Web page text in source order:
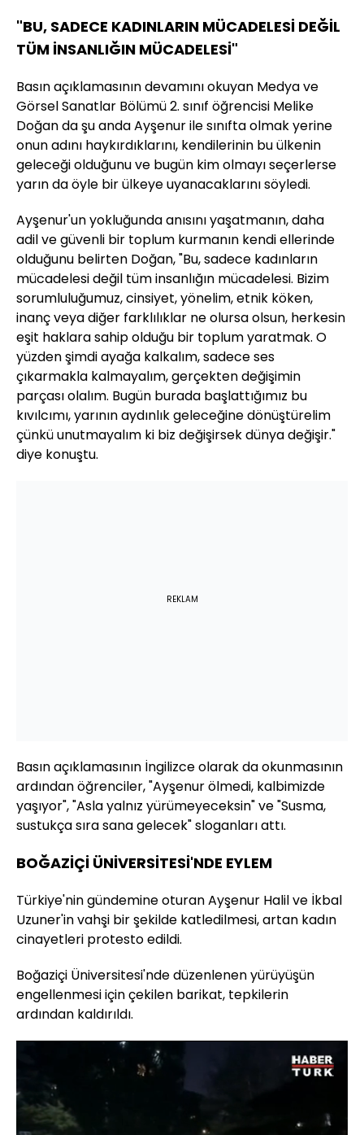
"BU, SADECE KADINLARIN MÜCADELESİ DEĞİL
TÜM İNSANLIĞIN MÜCADELESİ"
Basın açıklamasının devamını okuyan Medya ve
Görsel Sanatlar Bölümü 2. sınıf öğrencisi Melike
Doğan da şu anda Ayşenur ile sınıfta olmak yerine
onun adını haykırdıklarını, kendilerinin bu ülkenin
geleceği olduğunu ve bugün kim olmayı seçerlerse
yarın da öyle bir ülkeye uyanacaklarını söyledi.
Ayşenur'un yokluğunda anısını yaşatmanın, daha
adil ve güvenli bir toplum kurmanın kendi ellerinde
olduğunu belirten Doğan, "Bu, sadece kadınların
mücadelesi değil tüm insanlığın mücadelesi. Bizim
sorumluluğumuz, cinsiyet, yönelim, etnik köken,
inanç veya diğer farklılıklar ne olursa olsun, herkesin
eşit haklara sahip olduğu bir toplum yaratmak. O
yüzden şimdi ayağa kalkalım, sadece ses
çıkarmakla kalmayalım, gerçekten değişimin
parçası olalım. Bugün burada başlattığımız bu
kıvılcımı, yarının aydınlık geleceğine dönüştürelim
çünkü unutmayalım ki biz değişirsek dünya değişir."
diye konuştu.
REKLAM
Basın açıklamasının İngilizce olarak da okunmasının
ardından öğrenciler, "Ayşenur ölmedi, kalbimizde
yaşıyor", "Asla yalnız yürümeyeceksin" ve "Susma,
sustukça sıra sana gelecek" sloganları attı.
BOĞAZİÇİ ÜNİVERSİTESİ'NDE EYLEM
Türkiye'nin gündemine oturan Ayşenur Halil ve İkbal
Uzuner'in vahşi bir şekilde katledilmesi, artan kadın
cinayetleri protesto edildi.
Boğaziçi Üniversitesi'nde düzenlenen yürüyüşün
engellenmesi için çekilen barikat, tepkilerin
ardından kaldırıldı.